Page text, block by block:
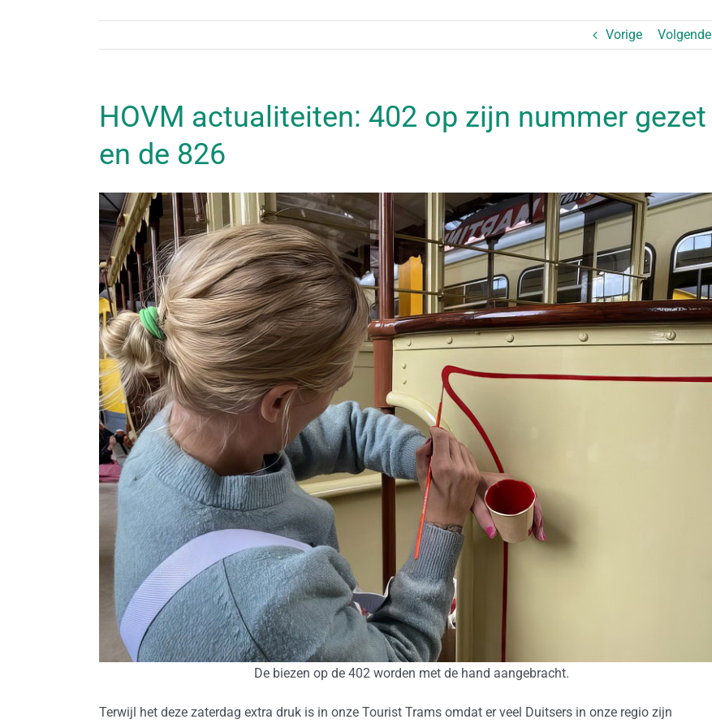
Vorige Volgende
HOVM actualiteiten: 402 op zijn nummer gezet
en de 826
De biezen op de 402 worden met de hand aangebracht.
Terwijl het deze zaterdag extra druk is in onze Tourist Trams omdat er veel Duitsers in onze regio zijn